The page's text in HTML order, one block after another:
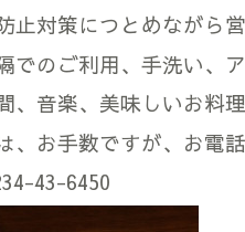
止対策につとめながら
でのご利用、手洗い、
、音楽、美味しいお料
、お手数ですが、お電
43-6450